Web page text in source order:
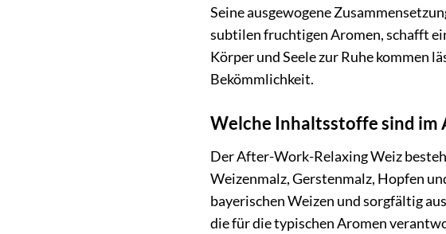
Seine ausgewogene
subtilen fruchtigen Aromen, schafft
Körper und Seele zur Ruhe kommen
Bekömmlichkeit.
Welche Inhaltsstoffe sind
Der After-Work-Relaxing Weiz
Weizenmalz, Gerstenmalz, Hopfen
bayerischen Weizen und sorgfältig
die für die typischen Aromen